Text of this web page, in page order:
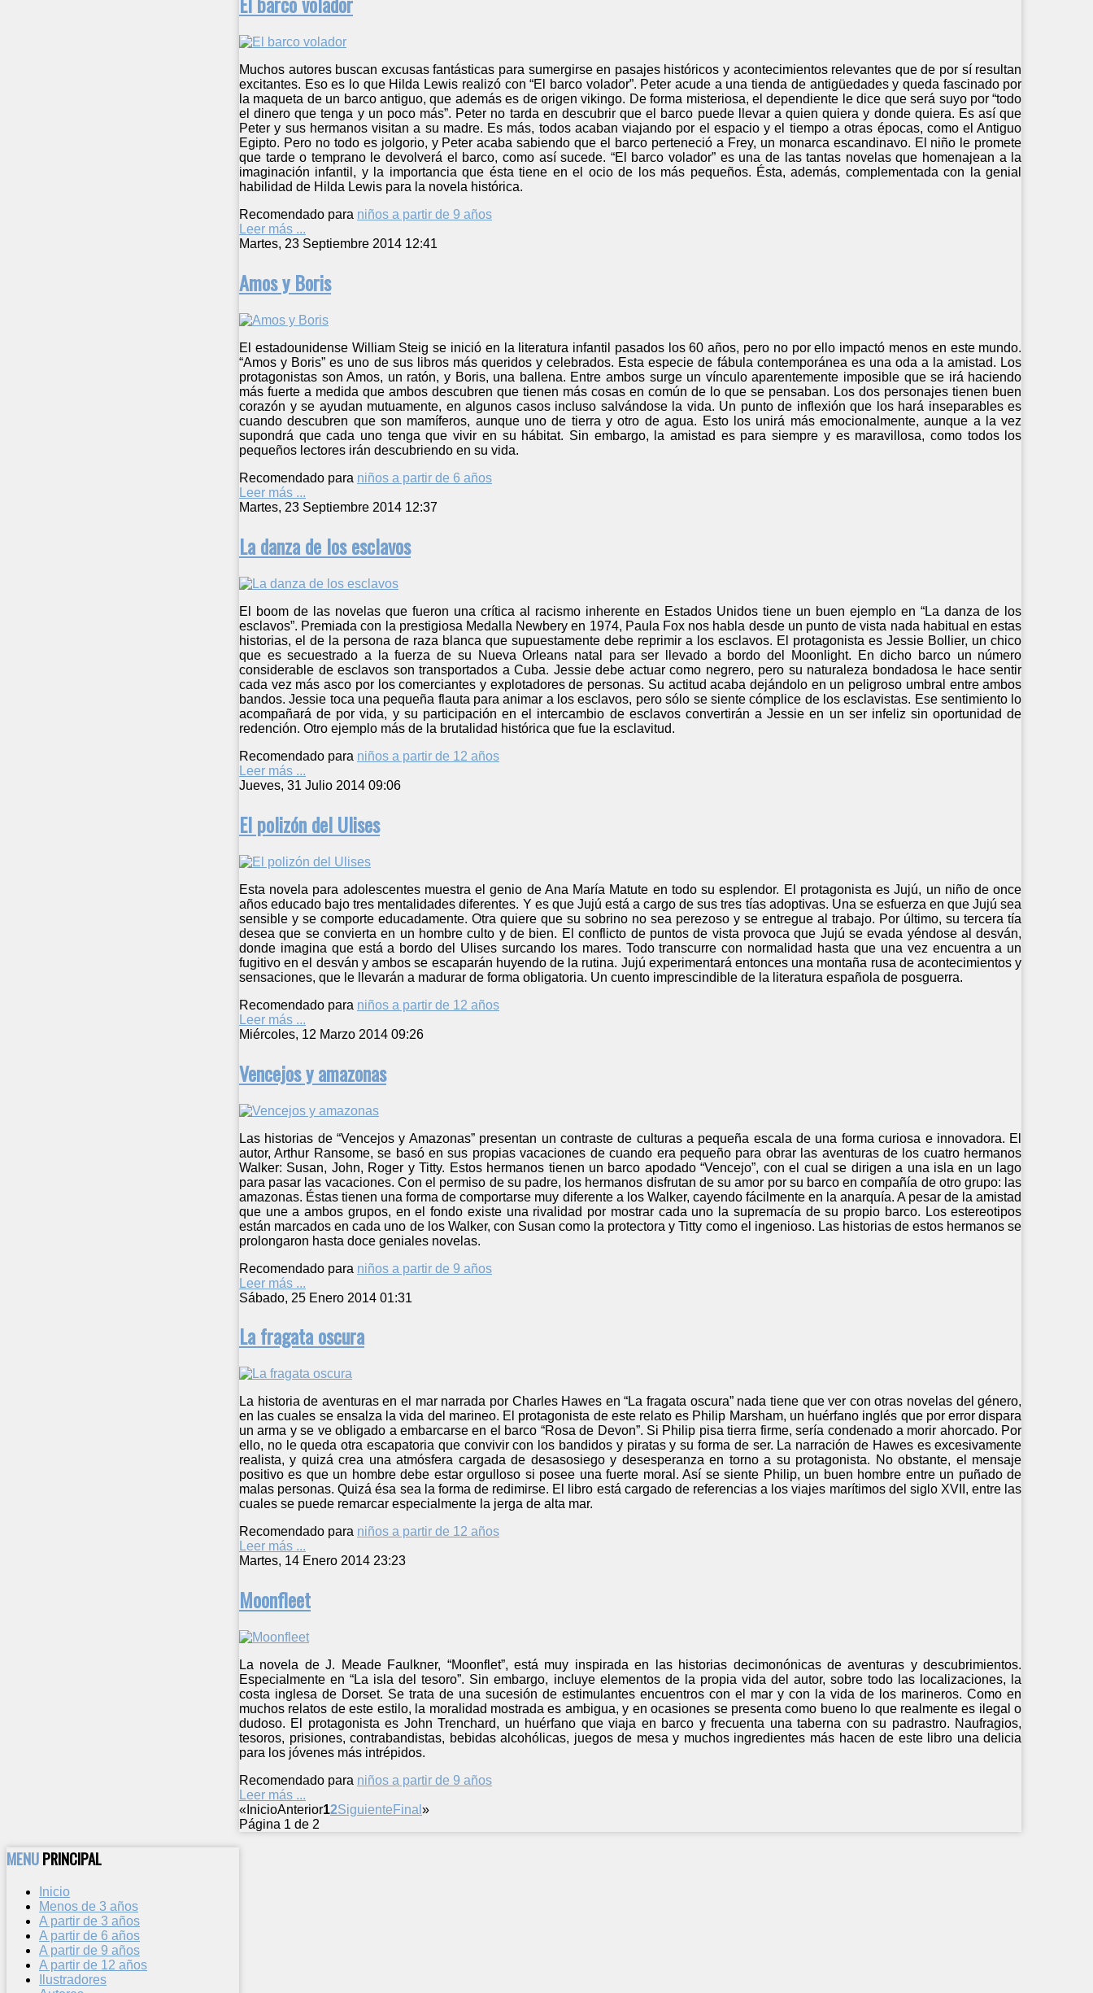
Muchos autores buscan excusas fantásticas para sumergirse en pasajes históricos y acontecimientos relevantes que de por sí resultan
excitantes. Eso es lo que Hilda Lewis realizó con “El barco volador”. Peter acude a una tienda de antigüedades y queda fascinado por
la maqueta de un barco antiguo, que además es de origen vikingo. De forma misteriosa, el dependiente le dice que será suyo por “todo
el dinero que tenga y un poco más”. Peter no tarda en descubrir que el barco puede llevar a quien quiera y donde quiera. Es así que
Peter y sus hermanos visitan a su madre. Es más, todos acaban viajando por el espacio y el tiempo a otras épocas, como el Antiguo
Egipto. Pero no todo es jolgorio, y Peter acaba sabiendo que el barco perteneció a Frey, un monarca escandinavo. El niño le promete
que tarde o temprano le devolverá el barco, como así sucede. “El barco volador” es una de las tantas novelas que homenajean a la
imaginación infantil, y la importancia que ésta tiene en el ocio de los más pequeños. Ésta, además, complementada con la genial
habilidad de Hilda Lewis para la novela histórica.
Recomendado para niños a partir de 9 años
Leer más ...
Martes, 23 Septiembre 2014 12:41
Amos y Boris
El estadounidense William Steig se inició en la literatura infantil pasados los 60 años, pero no por ello impactó menos en este mundo.
“Amos y Boris” es uno de sus libros más queridos y celebrados. Esta especie de fábula contemporánea es una oda a la amistad. Los
protagonistas son Amos, un ratón, y Boris, una ballena. Entre ambos surge un vínculo aparentemente imposible que se irá haciendo
más fuerte a medida que ambos descubren que tienen más cosas en común de lo que se pensaban. Los dos personajes tienen buen
corazón y se ayudan mutuamente, en algunos casos incluso salvándose la vida. Un punto de inflexión que los hará inseparables es
cuando descubren que son mamíferos, aunque uno de tierra y otro de agua. Esto los unirá más emocionalmente, aunque a la vez
supondrá que cada uno tenga que vivir en su hábitat. Sin embargo, la amistad es para siempre y es maravillosa, como todos los
pequeños lectores irán descubriendo en su vida.
Recomendado para niños a partir de 6 años
Leer más ...
Martes, 23 Septiembre 2014 12:37
La danza de los esclavos
El boom de las novelas que fueron una crítica al racismo inherente en Estados Unidos tiene un buen ejemplo en “La danza de los
esclavos”. Premiada con la prestigiosa Medalla Newbery en 1974, Paula Fox nos habla desde un punto de vista nada habitual en estas
historias, el de la persona de raza blanca que supuestamente debe reprimir a los esclavos. El protagonista es Jessie Bollier, un chico
que es secuestrado a la fuerza de su Nueva Orleans natal para ser llevado a bordo del Moonlight. En dicho barco un número
considerable de esclavos son transportados a Cuba. Jessie debe actuar como negrero, pero su naturaleza bondadosa le hace sentir
cada vez más asco por los comerciantes y explotadores de personas. Su actitud acaba dejándolo en un peligroso umbral entre ambos
bandos. Jessie toca una pequeña flauta para animar a los esclavos, pero sólo se siente cómplice de los esclavistas. Ese sentimiento lo
acompañará de por vida, y su participación en el intercambio de esclavos convertirán a Jessie en un ser infeliz sin oportunidad de
redención. Otro ejemplo más de la brutalidad histórica que fue la esclavitud.
Recomendado para niños a partir de 12 años
Leer más ...
Jueves, 31 Julio 2014 09:06
El polizón del Ulises
Esta novela para adolescentes muestra el genio de Ana María Matute en todo su esplendor. El protagonista es Jujú, un niño de once
años educado bajo tres mentalidades diferentes. Y es que Jujú está a cargo de sus tres tías adoptivas. Una se esfuerza en que Jujú sea
sensible y se comporte educadamente. Otra quiere que su sobrino no sea perezoso y se entregue al trabajo. Por último, su tercera tía
desea que se convierta en un hombre culto y de bien. El conflicto de puntos de vista provoca que Jujú se evada yéndose al desván,
donde imagina que está a bordo del Ulises surcando los mares. Todo transcurre con normalidad hasta que una vez encuentra a un
fugitivo en el desván y ambos se escaparán huyendo de la rutina. Jujú experimentará entonces una montaña rusa de acontecimientos y
sensaciones, que le llevarán a madurar de forma obligatoria. Un cuento imprescindible de la literatura española de posguerra.
Recomendado para niños a partir de 12 años
Leer más ...
Miércoles, 12 Marzo 2014 09:26
Vencejos y amazonas
Las historias de “Vencejos y Amazonas” presentan un contraste de culturas a pequeña escala de una forma curiosa e innovadora. El
autor, Arthur Ransome, se basó en sus propias vacaciones de cuando era pequeño para obrar las aventuras de los cuatro hermanos
Walker: Susan, John, Roger y Titty. Estos hermanos tienen un barco apodado “Vencejo”, con el cual se dirigen a una isla en un lago
para pasar las vacaciones. Con el permiso de su padre, los hermanos disfrutan de su amor por su barco en compañía de otro grupo: las
amazonas. Éstas tienen una forma de comportarse muy diferente a los Walker, cayendo fácilmente en la anarquía. A pesar de la amistad
que une a ambos grupos, en el fondo existe una rivalidad por mostrar cada uno la supremacía de su propio barco. Los estereotipos
están marcados en cada uno de los Walker, con Susan como la protectora y Titty como el ingenioso. Las historias de estos hermanos se
prolongaron hasta doce geniales novelas.
Recomendado para niños a partir de 9 años
Leer más ...
Sábado, 25 Enero 2014 01:31
La fragata oscura
La historia de aventuras en el mar narrada por Charles Hawes en “La fragata oscura” nada tiene que ver con otras novelas del género,
en las cuales se ensalza la vida del marineo. El protagonista de este relato es Philip Marsham, un huérfano inglés que por error dispara
un arma y se ve obligado a embarcarse en el barco “Rosa de Devon”. Si Philip pisa tierra firme, sería condenado a morir ahorcado. Por
ello, no le queda otra escapatoria que convivir con los bandidos y piratas y su forma de ser. La narración de Hawes es excesivamente
realista, y quizá crea una atmósfera cargada de desasosiego y desesperanza en torno a su protagonista. No obstante, el mensaje
positivo es que un hombre debe estar orgulloso si posee una fuerte moral. Así se siente Philip, un buen hombre entre un puñado de
malas personas. Quizá ésa sea la forma de redimirse. El libro está cargado de referencias a los viajes marítimos del siglo XVII, entre las
cuales se puede remarcar especialmente la jerga de alta mar.
Recomendado para niños a partir de 12 años
Leer más ...
Martes, 14 Enero 2014 23:23
Moonfleet
La novela de J. Meade Faulkner, “Moonflet”, está muy inspirada en las historias decimonónicas de aventuras y descubrimientos.
Especialmente en “La isla del tesoro”. Sin embargo, incluye elementos de la propia vida del autor, sobre todo las localizaciones, la
costa inglesa de Dorset. Se trata de una sucesión de estimulantes encuentros con el mar y con la vida de los marineros. Como en
muchos relatos de este estilo, la moralidad mostrada es ambigua, y en ocasiones se presenta como bueno lo que realmente es ilegal o
dudoso. El protagonista es John Trenchard, un huérfano que viaja en barco y frecuenta una taberna con su padrastro. Naufragios,
tesoros, prisiones, contrabandistas, bebidas alcohólicas, juegos de mesa y muchos ingredientes más hacen de este libro una delicia
para los jóvenes más intrépidos.
Recomendado para niños a partir de 9 años
Leer más ...
« InicioAnterior12Siguiente Final »
Página 1 de 2
MENUPRINCIPAL
Inicio
Menos de 3 años
A partir de 3 años
A partir de 6 años
A partir de 9 años
A partir de 12 años
Ilustradores